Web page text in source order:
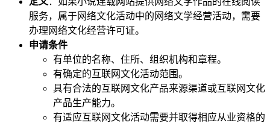
服务，属于网络文化活动中的网络文学经营活动，需要
办理网络文化经营许可证。
申请条件
有单位的名称、住所、组织机构和章程。
有确定的互联网文化活动范围。
具有合法的互联网文化产品来源渠道或互联网文化
产品生产能力。
有适应互联网文化活动需要并取得相应从业资格的